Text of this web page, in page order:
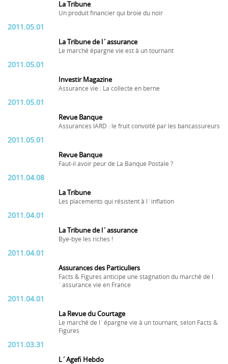
La Tribune
Un produit financier qui broie du noir
2011.05.01
La Tribune de l´assurance
Le marché épargne vie est à un tournant
2011.05.01
Investir Magazine
Assurance vie : La collecte en berne
2011.05.01
Revue Banque
Assurances IARD : le fruit convoité par les bancassureurs
2011.05.01
Revue Banque
Faut-il avoir peur de La Banque Postale ?
2011.04.08
La Tribune
Les placements qui résistent à l´inflation
2011.04.01
La Tribune de l´assurance
Bye-bye les riches !
2011.04.01
Assurances des Particuliers
Facts & Figures anticipe une stagnation du marché de l
´assurance vie en France
2011.04.01
La Revue du Courtage
Le marché de l´épargne vie à un tournant, selon Facts &
Figures
2011.03.31
L´Agefi Hebdo